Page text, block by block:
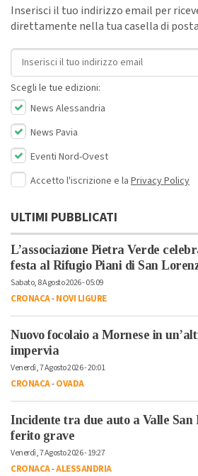
Inserisci il tuo indirizzo email per
direttamente nella tua casella di
Indirizzo email
Scegli le tue edizioni:
News Alessandria
News Pavia
Eventi Nord-Ovest
Accetto l'iscrizione e la Privacy Policy
ULTIMI PUBBLICATI
L’associazione Pietra Verde
festa al Rifugio Piani di San
Sabato, 8 Agosto 2026 - 05:09
CRONACA-NOVI LIGURE
Nuovo focolaio a Mornese in
impervia
Venerdì, 7 Agosto 2026 - 20:01
CRONACA-OVADA
Incidente tra due auto a Valle San
ferito grave
Venerdì, 7 Agosto 2026 - 19:27
CRONACA-ALESSANDRIA